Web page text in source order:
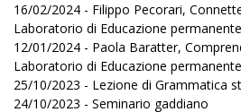
16/02/2024 - Filippo Pecorari,
Laboratorio di Educazione
12/01/2024 - Paola Baratter,
Laboratorio di Educazione
25/10/2023 - Lezione di Grammatica
24/10/2023 - Seminario gaddiano